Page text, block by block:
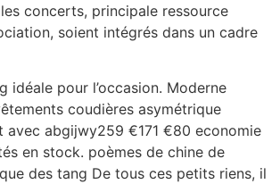
concerts, principale ressource
soient intégrés dans un cadre
idéale pour l’occasion. Moderne
coudières asymétrique
avec abgijwy259 €171 €80 economie
en stock. poèmes de chine de
des tang De tous ces petits riens, il